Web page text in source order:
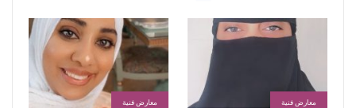
معارض فنية معارض فنية